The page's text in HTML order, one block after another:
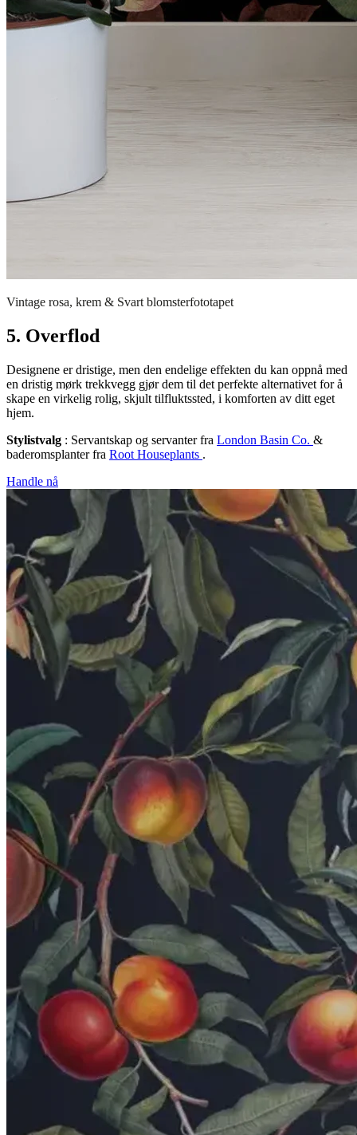
Vintage rosa, krem & Svart blomsterfototapet
5. Overflod
Designene er dristige, men den endelige effekten du kan oppnå med
en dristig mørk trekkvegg gjør dem til det perfekte alternativet for å
skape en virkelig rolig, skjult tilfluktssted, i komforten av ditt eget
hjem.
Stylistvalg : Servantskap og servanter fra London Basin Co. &
baderomsplanter fra Root Houseplants .
Handle nå